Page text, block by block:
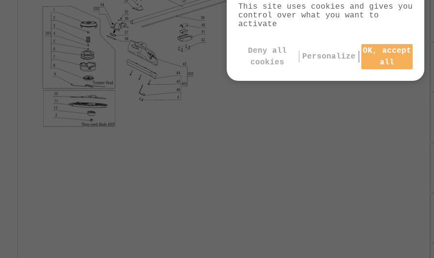
This site uses cookies and gives you
control over what you want to
activate
Deny all
cookies
Personalize
OK, accept
all